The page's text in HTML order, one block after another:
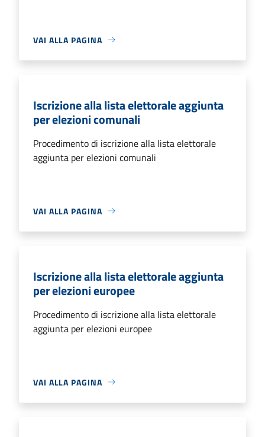
VAI ALLA PAGINA
Iscrizione alla lista elettorale aggiunta
per elezioni comunali
Procedimento di iscrizione alla lista elettorale
aggiunta per elezioni comunali
VAI ALLA PAGINA
Iscrizione alla lista elettorale aggiunta
per elezioni europee
Procedimento di iscrizione alla lista elettorale
aggiunta per elezioni europee
VAI ALLA PAGINA